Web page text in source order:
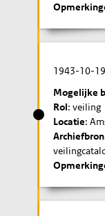
1943-10-19
Mogelijke
Rol: veiling
Locatie:
Archiefbron